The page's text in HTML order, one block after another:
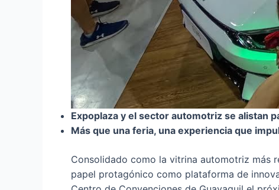
Expoplaza y el sector automotriz se alistan
Más que una feria, una experiencia que
Consolidado como la vitrina automotriz más
papel protagónico como plataforma de